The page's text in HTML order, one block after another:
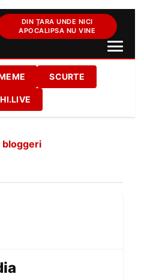
DIN ȚARA UNDE NICI
APOCALIPSA NU VINE
SCURTE
bloggeri